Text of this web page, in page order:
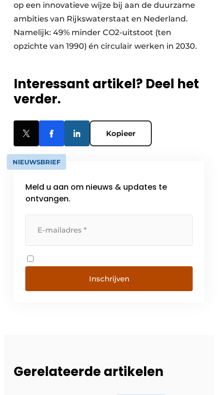
op een innovatieve wijze bij aan de duurzame
ambities van Rijkswaterstaat en Nederland.
Namelijk: 49% minder CO2-uitstoot (ten
opzichte van 1990) én circulair werken in 2030.
Interessant artikel? Deel het
verder.
Kopieer
NIEUWSBRIEF
Meld u aan om nieuws & updates te
ontvangen.
Inschrijven
Gerelateerde artikelen